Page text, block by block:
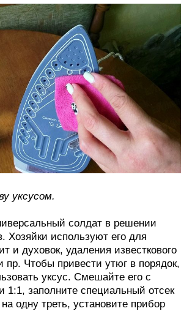
уксусом.
солдат в решении
Хозяйки используют его для
и духовок, удаления известкового
пр. Чтобы привести утюг в порядок,
уксус. Смешайте его с
1:1, заполните специальный отсек
одну треть, установите прибор